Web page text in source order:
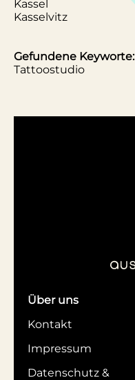
Kassel
Kasselvitz
Gefundene Keyworte:
Tattoostudio
Über uns
Kontakt
Impressum
Datenschutz &